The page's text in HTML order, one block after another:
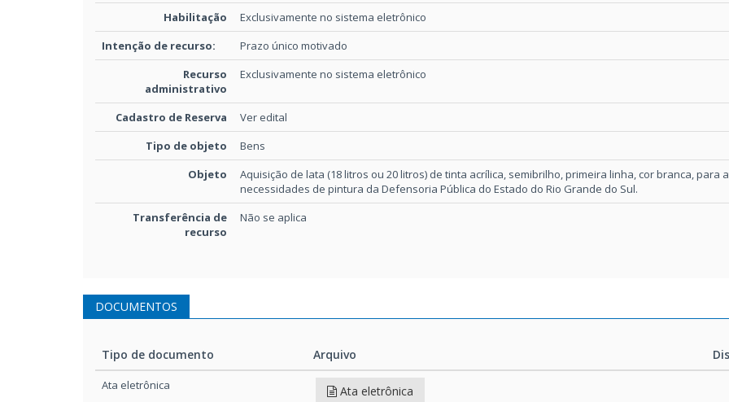
Habilitação
Exclusivamente no sistema eletrônico
Intenção de recurso:
Prazo único motivado
Recurso
administrativo
Exclusivamente no sistema eletrônico
Cadastro de Reserva
Ver edital
Tipo de objeto
Bens
Objeto
Aquisição de lata (18 litros ou 20 litros) de tinta acrílica, semibrilho, primeira linha, cor branca, para
necessidades de pintura da Defensoria Pública do Estado do Rio Grande do Sul.
Transferência de
recurso
Não se aplica
DOCUMENTOS
Tipo de documento Arquivo
Tipo de documento
Ata eletrônica Ata eletrônica